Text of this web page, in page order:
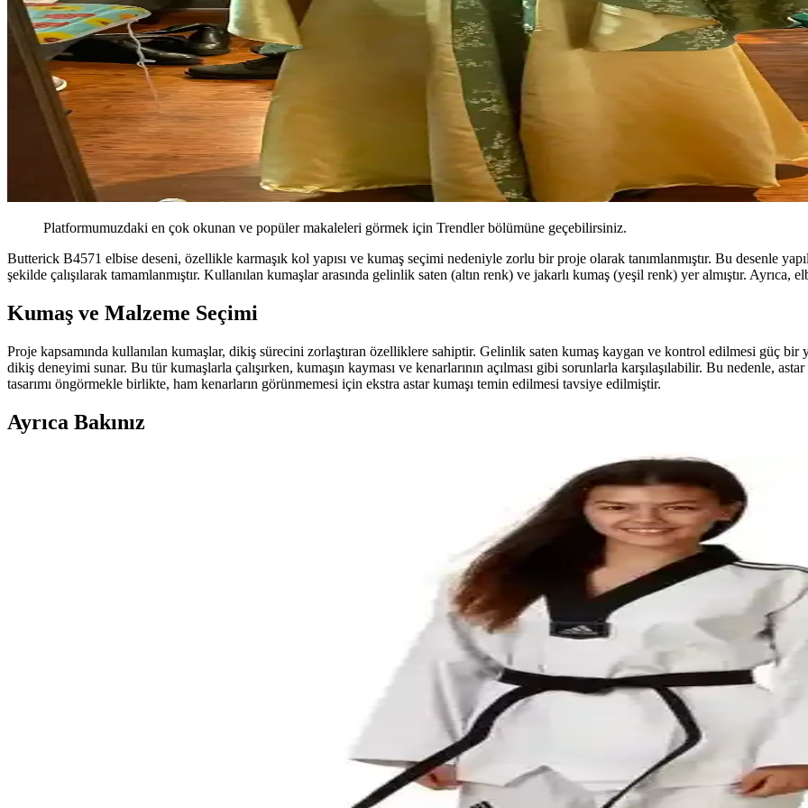
Platformumuzdaki en çok okunan ve popüler makaleleri görmek için Trendler bölümüne geçebilirsiniz.
Butterick B4571 elbise deseni, özellikle karmaşık kol yapısı ve kumaş seçimi nedeniyle zorlu bir proje olarak tanımlanmıştır. Bu desenle
şekilde çalışılarak tamamlanmıştır. Kullanılan kumaşlar arasında gelinlik saten (altın renk) ve jakarlı kumaş (yeşil renk) yer almıştır.
Kumaş ve Malzeme Seçimi
Proje kapsamında kullanılan kumaşlar, dikiş sürecini zorlaştıran özelliklere sahiptir. Gelinlik saten kumaş kaygan ve kontrol edilmesi güç bir
dikiş deneyimi sunar. Bu tür kumaşlarla çalışırken, kumaşın kayması ve kenarlarının açılması gibi sorunlarla karşılaşılabilir. Bu nedenle,
tasarımı öngörmekle birlikte, ham kenarların görünmemesi için ekstra astar kumaşı temin edilmesi tavsiye edilmiştir.
Ayrıca Bakınız
Eid için kendi elbisenizi tasarlayıp dikmek; tasarım, kumaş seçimi, kalıp çıkarma ve dikiş teknikleriyle özgün ve şık bir kıyafet yaratma
Kişisel Ölçülerle 10 Yıllık Elbisenin Yeniden Üretimi ve Kumaş Seçimi Süreci
10 yıl önce sevilen bir elbisenin kalıbı kopyalanarak pamuklu jarse kumaşla kişisel ölçülere göre yeniden üretildi. Stoffmarkt kumaş pazarı
Vintage Masa Örtüsünden Elbise Tasarımı ve Dikişi İçin Teknik ve Estetik Yaklaşımlar
Vintage masa örtüsünden elbise dikimi, özgün tasarım ve teknik bilgi gerektiren bir süreçtir. Kumaş seçimi, kalıp adaptasyonu ve
Kendi Elbisenizi Dikmek İçin Doğru Kumaş Seçimi ve Kalıp Kombinasyonları
Kendi elbisenizi dikmekte doğru kumaş seçimi ve kalıp kombinasyonları estetik ve işlevselliği belirler. Pamuklu kumaşlar ve Gertie
Simplicity S9291 Modelinde Boneless Tasarım ve Özel Pamuk Lawn Kumaş Kullanımı
Simplicity S9291 modeli, boneless tasarım ve özel baskılı pamuk lawn kumaş kullanımıyla rahatlık ve özgünlük sunar. Tam astar ve ara